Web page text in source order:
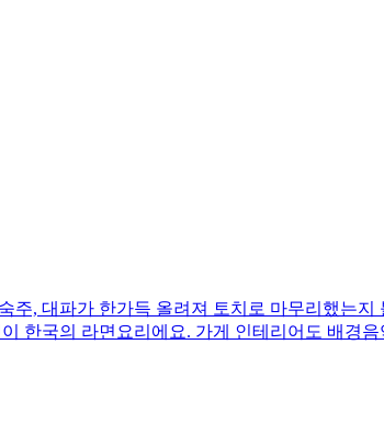
, 대파가 한가득 올려져 토치로 마무리했는
한국의 라면요리에요. 가게 인테리어도 배경